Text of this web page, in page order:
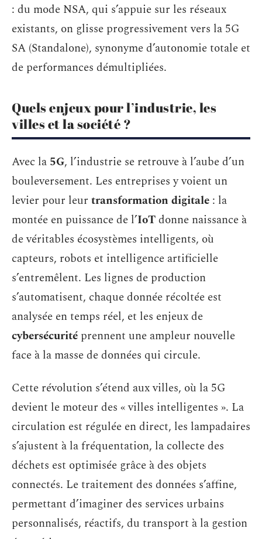
: du mode NSA, qui s’appuie sur les réseaux
existants, on glisse progressivement vers la 5G
SA (Standalone), synonyme d’autonomie totale et
de performances démultipliées.
Quels enjeux pour l’industrie, les
villes et la société ?
Avec la 5G, l’industrie se retrouve à l’aube d’un
bouleversement. Les entreprises y voient un
levier pour leur transformation digitale : la
montée en puissance de l’IoTdonne naissance à
de véritables écosystèmes intelligents, où
capteurs, robots et intelligence artificielle
s’entremêlent. Les lignes de production
s’automatisent, chaque donnée récoltée est
analysée en temps réel, et les enjeux de
cybersécurité prennent une ampleur nouvelle
face à la masse de données qui circule.
Cette révolution s’étend aux villes, où la 5G
devient le moteur des « villes intelligentes ». La
circulation est régulée en direct, les lampadaires
s’ajustent à la fréquentation, la collecte des
déchets est optimisée grâce à des objets
connectés. Le traitement des données s’affine,
permettant d’imaginer des services urbains
personnalisés, réactifs, du transport à la gestion